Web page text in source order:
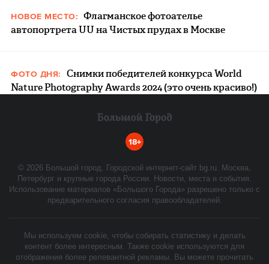
НОВОЕ МЕСТО: Флагманское фотоателье
автопортрета UU на Чистых прудах в Москве
ФОТО ДНЯ:
Снимки победителей конкурса World
Nature Photography Awards 2024 (это очень красиво!)
18+
© 2026 Большой город. Городской интернет-сайт bg.ru. Москва,
Петербург и крупные города России. Новости, места и события.
Использование материалов «Большого Города» разрешено только с
предварительного согласия правообладателей.
Мы используем cookie, чтобы собирать статистику и делать
контент более интересным. Также cookie используются для
отображения более релевантной рекламы. Вы можете прочитать